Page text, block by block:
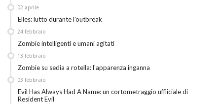
Elles: lutto durante l'outbreak
02 aprile
Zombie intelligenti e umani agitati
24 febbraio
Zombie su sedia a rotella: l'apparenza inganna
13 febbraio
Evil Has Always Had A Name: un cortometraggio uffiiciale di
Resident Evil
03 febbraio